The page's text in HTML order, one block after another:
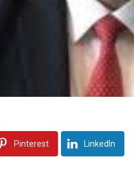
Pinterest LinkedIn